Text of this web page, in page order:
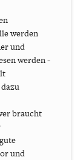
werden
und
werden -
braucht
und